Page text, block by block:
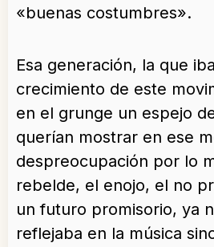
«buenas costumbres».
Esa generación, la que
crecimiento de este
en el grunge un espejo
querían mostrar en ese
despreocupación por lo
rebelde, el enojo, el no
un futuro promisorio, ya
reflejaba en la música